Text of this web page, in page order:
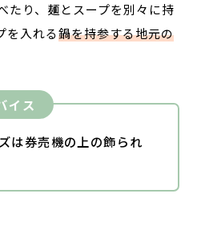
たり、麺とスープを別々に持
を入れる鍋を持参する地元の
イス
は券売機の上の飾られ